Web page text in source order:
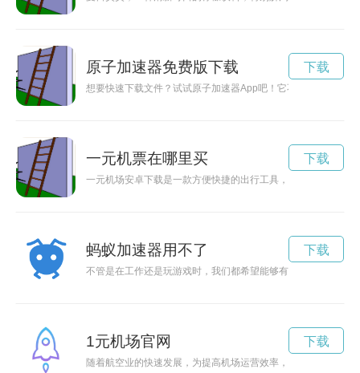
原子加速器免费版下载
想要快速下载文件？试试原子加速器App吧！它不仅提供极速
下载
一元机票在哪里买
一元机场安卓下载是一款方便快捷的出行工具，帮助用户轻松
下载
蚂蚁加速器用不了
不管是在工作还是玩游戏时，我们都希望能够有一款稳定、可
下载
1元机场官网
随着航空业的快速发展，为提高机场运营效率，一种新型的机
下载